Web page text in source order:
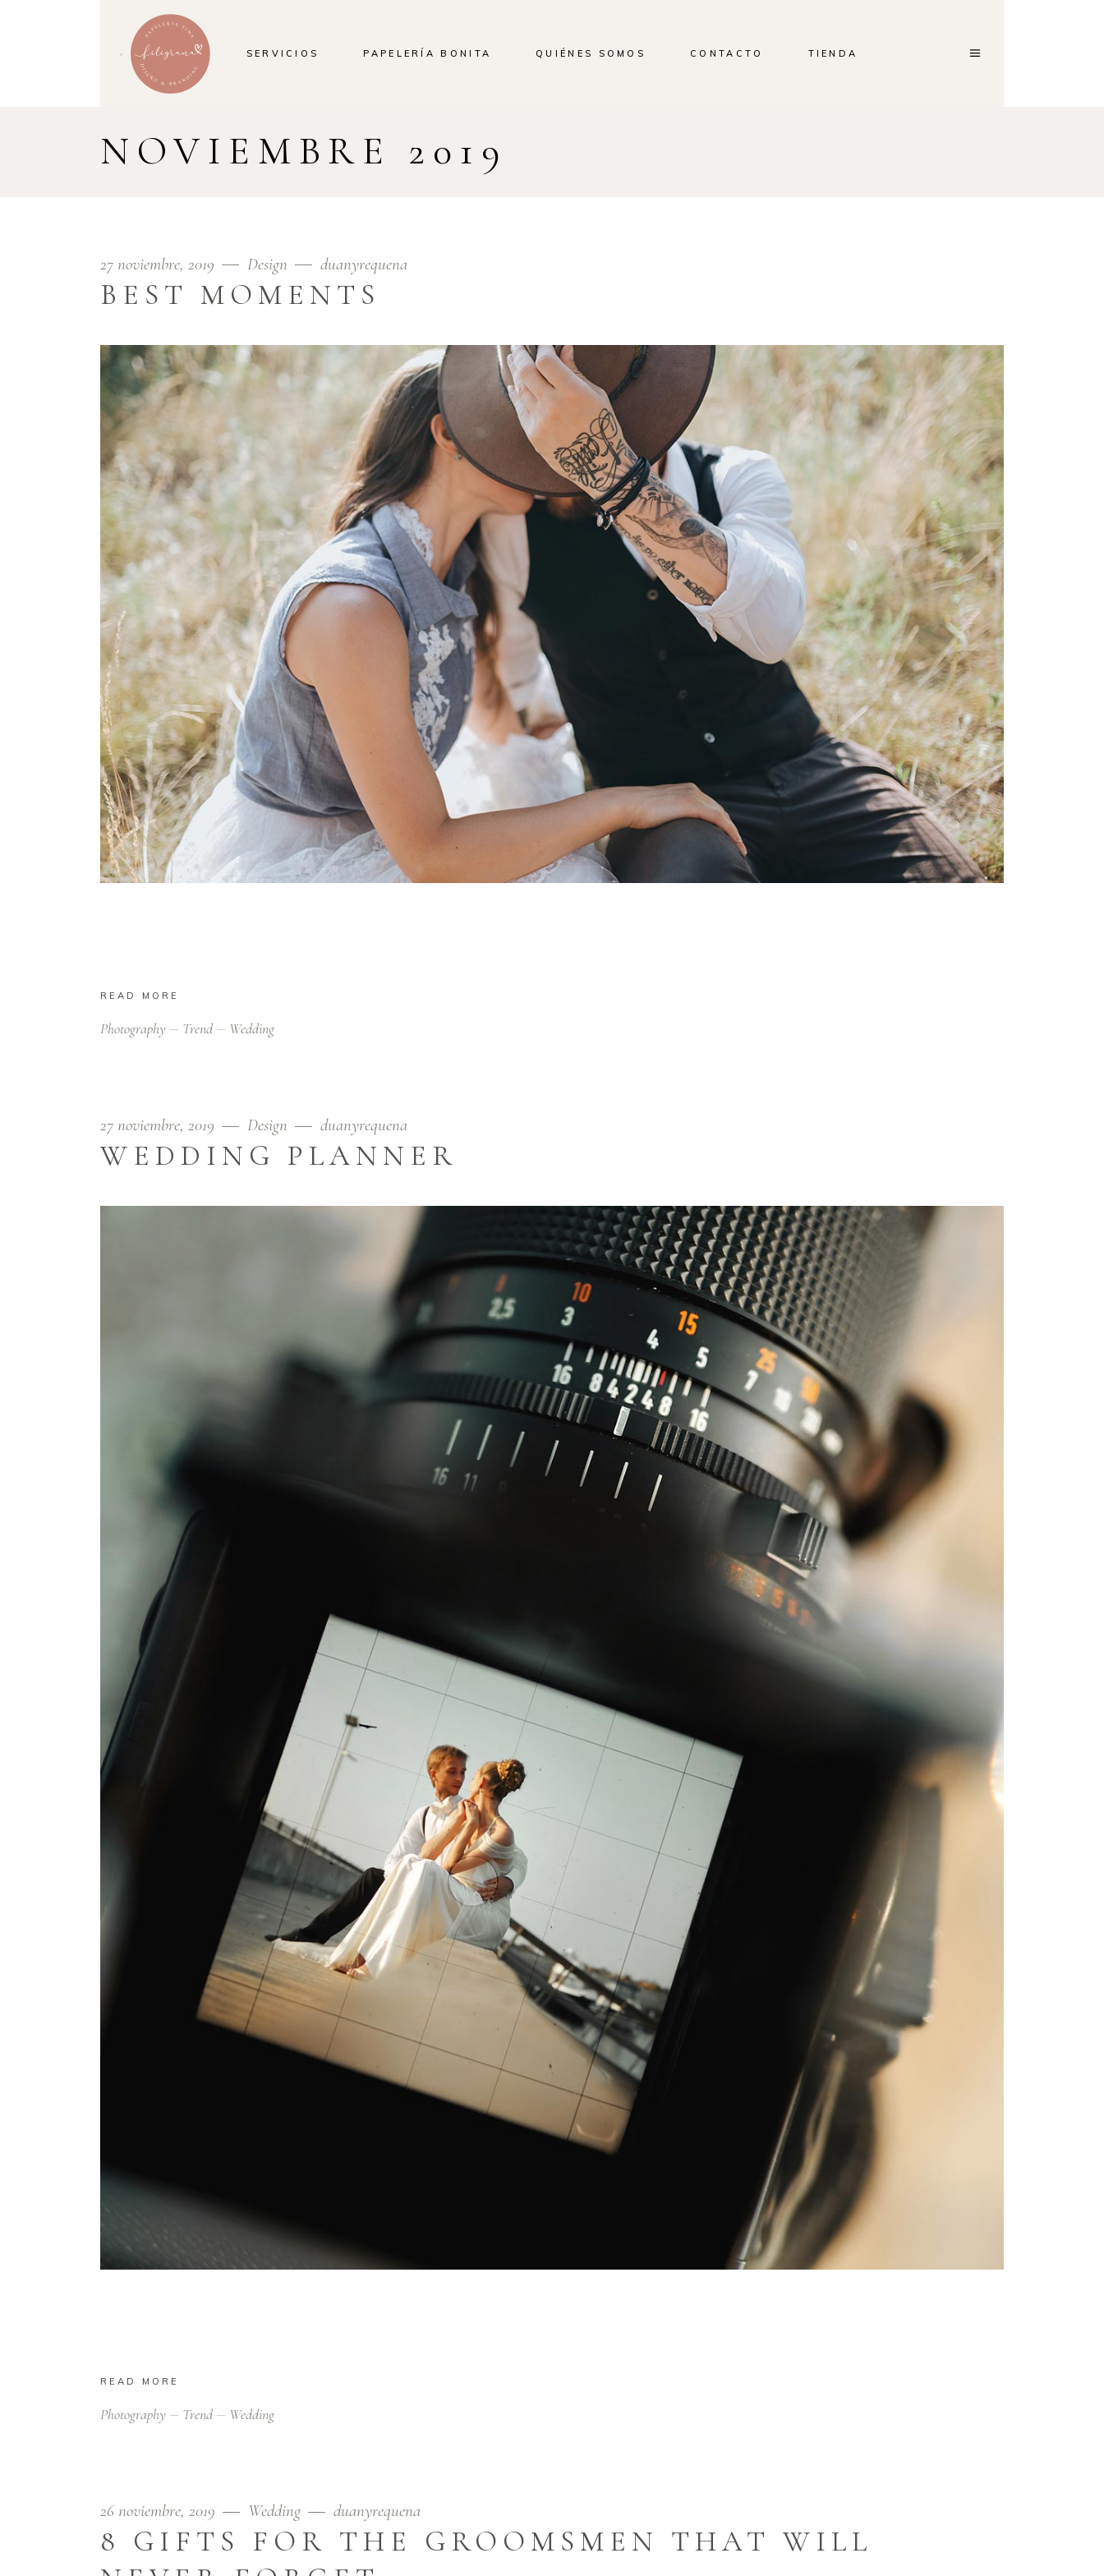
SERVICIOS PAPELERÍA BONITA QUIÉNES SOMOS CONTACTO TIENDA
NOVIEMBRE 2019
27 noviembre, 2019 Design duanyrequena
BEST MOMENTS
READ MORE
Photography Trend Wedding
27 noviembre, 2019 Design duanyrequena
WEDDING PLANNER
READ MORE
Photography Trend Wedding
26 noviembre, 2019 Wedding duanyrequena
8 GIFTS FOR THE GROOMSMEN THAT WILL